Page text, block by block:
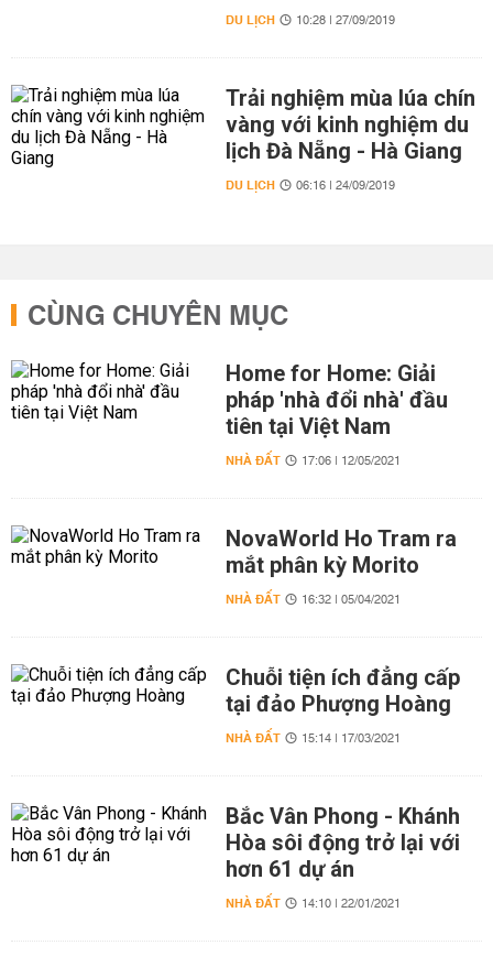
DU LỊCH 10:28 | 27/09/2019
Trải nghiệm mùa lúa chín
vàng với kinh nghiệm du
lịch Đà Nẵng - Hà Giang
DU LỊCH 06:16 | 24/09/2019
CÙNG CHUYÊN MỤC
Home for Home: Giải
pháp 'nhà đổi nhà' đầu
tiên tại Việt Nam
NHÀ ĐẤT 17:06 | 12/05/2021
NovaWorld Ho Tram ra
mắt phân kỳ Morito
NHÀ ĐẤT 16:32 | 05/04/2021
Chuỗi tiện ích đẳng cấp
tại đảo Phượng Hoàng
NHÀ ĐẤT 15:14 | 17/03/2021
Bắc Vân Phong - Khánh
Hòa sôi động trở lại với
hơn 61 dự án
NHÀ ĐẤT 14:10 | 22/01/2021